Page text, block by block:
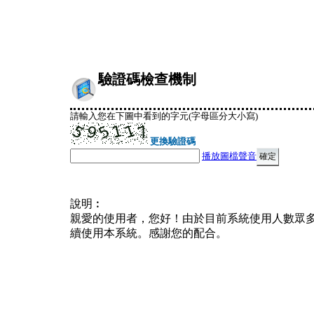
驗證碼檢查機制
請輸入您在下圖中看到的字元(字母區分大小寫)
更換驗證碼
播放圖檔聲音
說明︰
親愛的使用者，您好！由於目前系統使用人數眾
續使用本系統。感謝您的配合。